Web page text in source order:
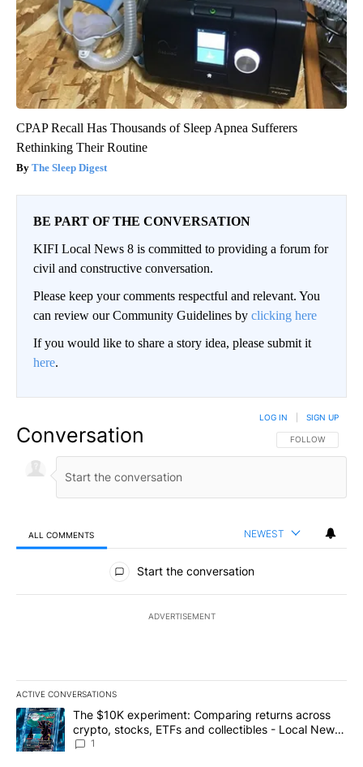
CPAP Recall Has Thousands of Sleep Apnea Sufferers
Rethinking Their Routine
The Sleep Digest
BE PART OF THE CONVERSATION
KIFI Local News 8 is committed to providing a forum for
civil and constructive conversation.
Please keep your comments respectful and relevant. You
can review our Community Guidelines by clicking here
If you would like to share a story idea, please submit it
here.
Conversation FOLLOW THIS
FOLLOW
LOG IN SIGN UP
ALL COMMENTS NEWEST
All Comments
Start the conversation
ADVERTISEMENT
ACTIVE CONVERSATIONS
The following is a list of the most commented articles in the last
A trending article titled "The $10K experiment: Comparing
The $10K experiment: Comparing returns across
crypto, stocks, ETFs and collectibles - Local News
8
1